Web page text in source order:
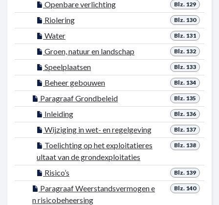
Blz. 129
Openbare verlichting
Blz. 130
Riolering
Blz. 131
Water
Blz. 132
Groen, natuur en landschap
Blz. 133
Speelplaatsen
Blz. 134
Beheer gebouwen
Blz. 135
Paragraaf Grondbeleid
Blz. 136
Inleiding
Blz. 137
Wijziging in wet- en regelgeving
Blz. 138
Toelichting op het exploitatieres
ultaat van de grondexploitaties
Blz. 139
Risico’s
Blz. 140
Paragraaf Weerstandsvermogen e
n risicobeheersing